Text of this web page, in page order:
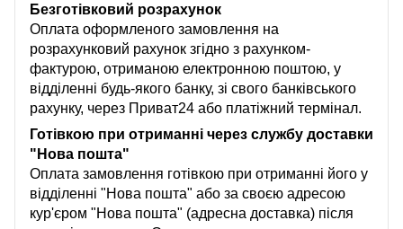
Безготівковий розрахунок
Оплата оформленого замовлення на
розрахунковий рахунок згідно з рахунком-
фактурою, отриманою електронною поштою, у
відділенні будь-якого банку, зі свого банківського
рахунку, через Приват24 або платіжний термінал.
Готівкою при отриманні через службу доставки
"Нова пошта"
Оплата замовлення готівкою при отриманні його у
відділенні "Нова пошта" або за своєю адресою
кур'єром "Нова пошта" (адресна доставка) після